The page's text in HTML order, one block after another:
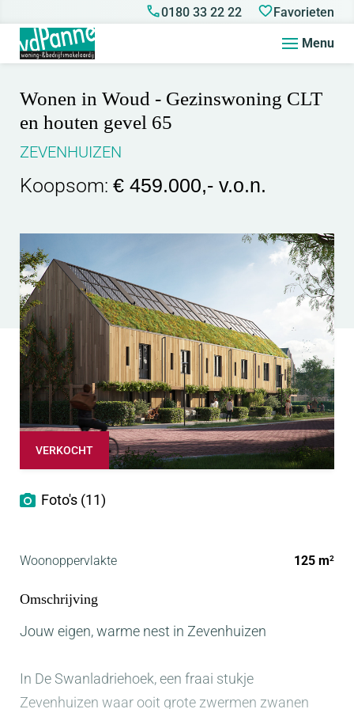
0180 33 22 22 Favorieten
Menu
Wonen in Woud - Gezinswoning CLT
en houten gevel 65
ZEVENHUIZEN
Koopsom: € 459.000,- v.o.n.
VERKOCHT
Foto's (11)
Woonoppervlakte 125 m2
Omschrijving
Jouw eigen, warme nest in Zevenhuizen
In De Swanladriehoek, een fraai stukje
Zevenhuizen waar ooit grote zwermen zwanen